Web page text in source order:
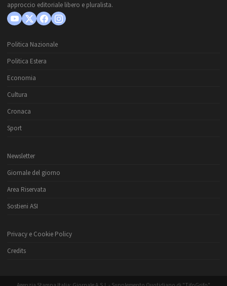
approccio editoriale libero e pluralista.
Politica Nazionale
Politica Estera
Economia
Cultura
Cronaca
Sport
Newsletter
Giornale del giorno
Area Riservata
Sostieni ASI
Privacy e Cookie Policy
Credits